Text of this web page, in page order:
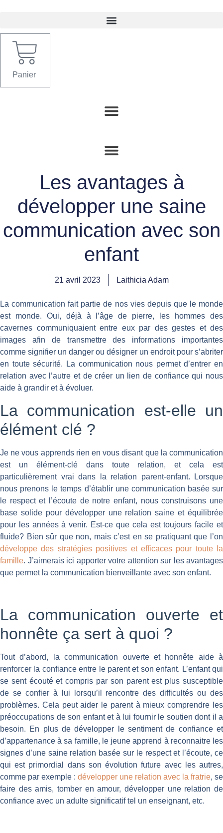
Panier
Les avantages à
développer une saine
communication avec son
enfant
21 avril 2023 Laithicia Adam
La communication fait partie de nos vies depuis que le monde
est monde. Oui, déjà à l’âge de pierre, les hommes des
cavernes communiquaient entre eux par des gestes et des
images afin de transmettre des informations importantes
comme signifier un danger ou désigner un endroit pour s’abriter
en toute sécurité. La communication nous permet d’entrer en
relation avec l’autre et de créer un lien de confiance qui nous
aide à grandir et à évoluer.
La communication est-elle un
élément clé ?
Je ne vous apprends rien en vous disant que la communication
est un élément-clé dans toute relation, et cela est
particulièrement vrai dans la relation parent-enfant. Lorsque
nous prenons le temps d’établir une communication basée sur
le respect et l’écoute de notre enfant, nous construisons une
base solide pour développer une relation saine et équilibrée
pour les années à venir. Est-ce que cela est toujours facile et
fluide? Bien sûr que non, mais c’est en se pratiquant que l’on
développe des stratégies positives et efficaces pour toute la
famille. J’aimerais ici apporter votre attention sur les avantages
que permet la communication bienveillante avec son enfant.
La communication ouverte et
honnête ça sert à quoi ?
Tout d’abord, la communication ouverte et honnête aide à
renforcer la confiance entre le parent et son enfant. L’enfant qui
se sent écouté et compris par son parent est plus susceptible
de se confier à lui lorsqu’il rencontre des difficultés ou des
problèmes. Cela peut aider le parent à mieux comprendre les
préoccupations de son enfant et à lui fournir le soutien dont il a
besoin. En plus de développer le sentiment de confiance et
d’appartenance à sa famille, le jeune apprend à reconnaitre les
signes d’une saine relation basée sur le respect et l’écoute, ce
qui est primordial dans son évolution future avec les autres,
comme par exemple : développer une relation avec la fratrie, se
faire des amis, tomber en amour, développer une relation de
confiance avec un adulte significatif tel un enseignant, etc.